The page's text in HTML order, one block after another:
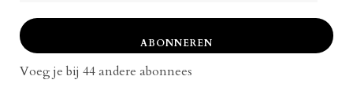
ABONNEREN
Voeg je bij 44 andere abonnees